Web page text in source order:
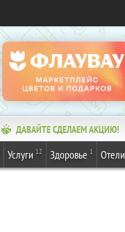
ДАВАЙТЕ СДЕЛАЕМ АКЦИЮ!
Услуги 12 Здоровье 1 Отели